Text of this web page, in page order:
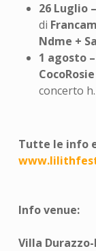
26 Luglio
di
Ndme +
1 agosto
concerto
Tutte le info
Info venue:
Villa